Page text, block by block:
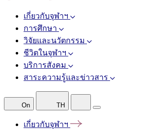
เกี่ยวกับจุฬาฯ
การศึกษา
วิจัยและนวัตกรรม
ชีวิตในจุฬาฯ
บริการสังคม
สาระความรู้และข่าวสาร
On TH
เกี่ยวกับจุฬาฯ